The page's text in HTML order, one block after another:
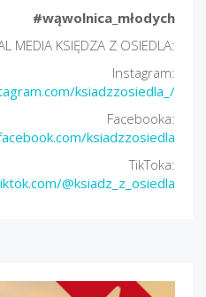
#wąwolnica_młodych
MEDIA KSIĘDZA Z OSIEDLA:
Instagram:
ksiadzzosiedla_/
Facebooka:
ksiadzzosiedla
TikToka:
@ksiadz_z_osiedla